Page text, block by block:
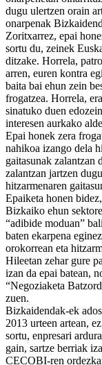
dugu ulertzen orain
onarpenak
Zoritxarrez, epai
sortu du, zeinek
ditzake. Horrela,
arren, euren kontra
baita bai ehun zein
frogatzea. Horrela,
sinatuko duen
interesen aurkako
Epai honek zera
nahikoa izango dela
gaitasunak zalantzan
zalantzan jartzen
hitzarmenaren
Epaiketa honen
Bizkaiko ehun
“adibide moduan”
baten ekarpena
orokorrean eta
Hileetan zehar gure
izan da epai batean,
“Negoziaketa
zuen.
Bizkaidendak-ek
2013 urteen artean,
sortu, enpresari
gain, sartze berriak
CECOBI-ren